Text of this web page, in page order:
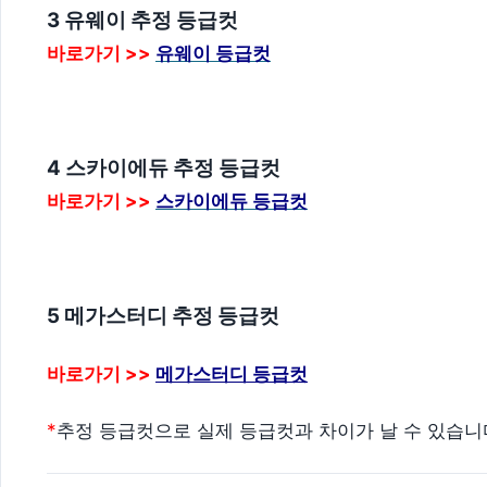
3 유웨이 추정 등급컷
바로가기 >> 유웨이 등급컷
4 스카이에듀 추정 등급컷
바로가기 >> 스카이에듀 등급컷
5 메가스터디 추정 등급컷
바로가기 >> 메가스터디 등급컷
*추정 등급컷으로 실제 등급컷과 차이가 날 수 있습니